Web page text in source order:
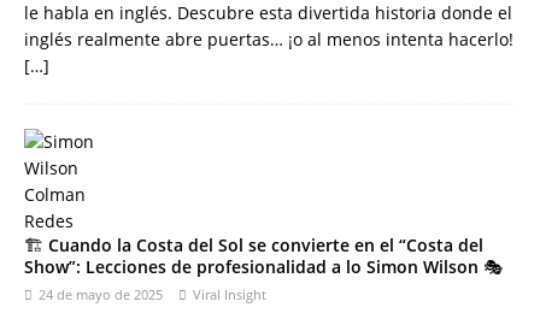
le habla en inglés. Descubre esta divertida historia donde el
inglés realmente abre puertas… ¡o al menos intenta hacerlo!
[…]
🏗️ Cuando la Costa del Sol se convierte en el “Costa del
Show”: Lecciones de profesionalidad a lo Simon Wilson 🎭
24 de mayo de 2025 Viral Insight